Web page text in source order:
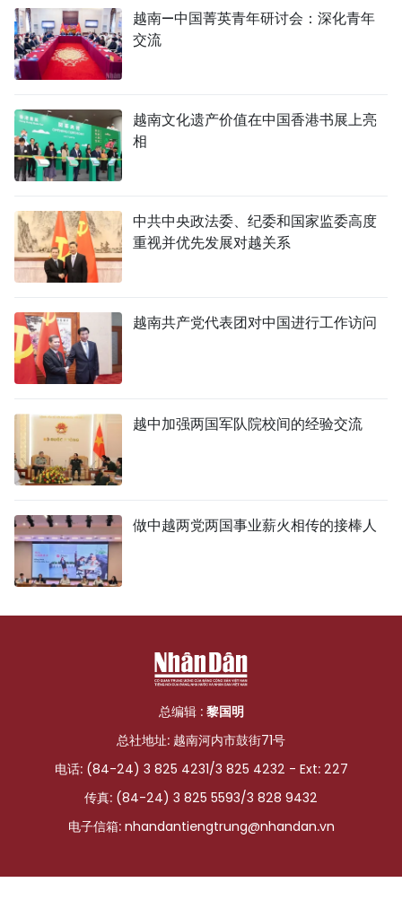
越南—中国菁英青年研讨会：深化青年
交流
越南文化遗产价值在中国香港书展上亮
相
中共中央政法委、纪委和国家监委高度
重视并优先发展对越关系
越南共产党代表团对中国进行工作访问
越中加强两国军队院校间的经验交流
做中越两党两国事业薪火相传的接棒人
总编辑 : 黎国明
总社地址: 越南河内市鼓街71号
电话: (84-24) 3 825 4231/3 825 4232 - Ext: 227
传真: (84-24) 3 825 5593/3 828 9432
电子信箱: nhandantiengtrung@nhandan.vn